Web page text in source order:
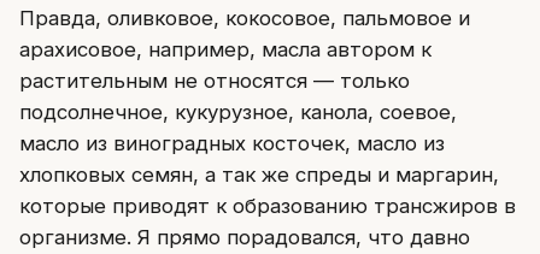
Правда, оливковое, кокосовое, пальмовое и
арахисовое, например, масла автором к
растительным не относятся — только
подсолнечное, кукурузное, канола, соевое,
масло из виноградных косточек, масло из
хлопковых семян, а так же спреды и маргарин,
которые приводят к образованию трансжиров в
организме. Я прямо порадовался, что давно